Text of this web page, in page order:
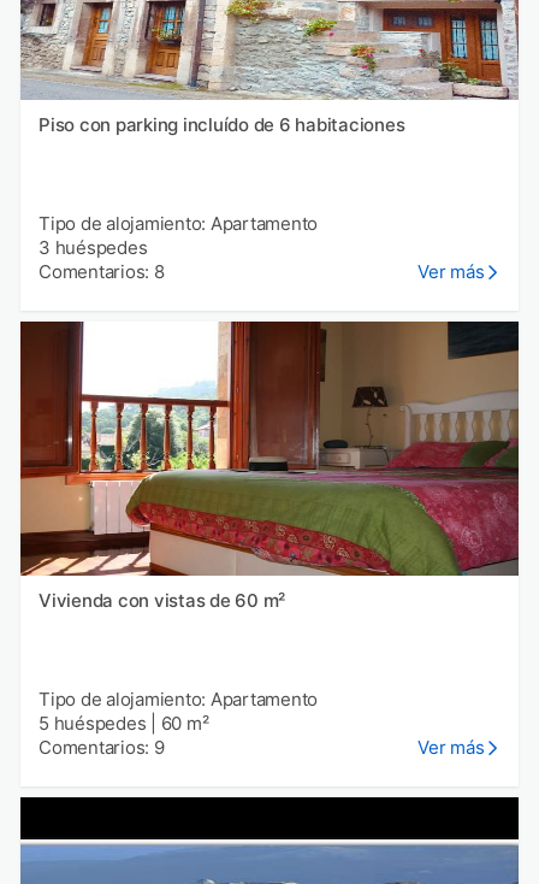
Piso con parking incluído de 6 habitaciones
Tipo de alojamiento: Apartamento
3 huéspedes
Comentarios: 8
Ver más
Vivienda con vistas de 60 m²
Tipo de alojamiento: Apartamento
5 huéspedes
60 m²
Comentarios: 9
Ver más